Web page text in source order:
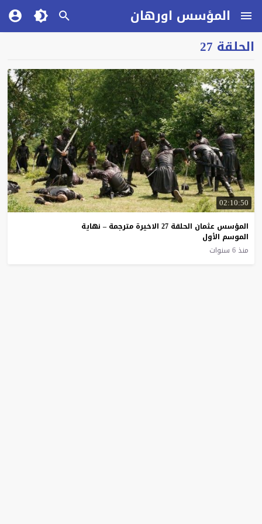
المؤسس اورهان
الحلقة 27
02:10:50
المؤسس عثمان الحلقة 27 الاخيرة مترجمة – نهاية
الموسم الأول
منذ 6 سنوات